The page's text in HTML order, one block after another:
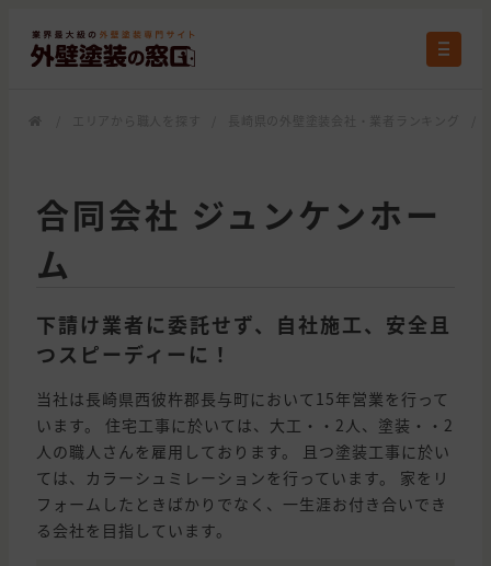
合同会社 ジュンケンホー
ム
下請け業者に委託せず、自社施工、安全且
つスピーディーに！
当社は長崎県西彼杵郡長与町において15年営業を行って
います。 住宅工事に於いては、大工・・2人、塗装・・2
人の職人さんを雇用しております。 且つ塗装工事に於い
ては、カラーシュミレーションを行っています。 家をリ
フォームしたときばかりでなく、一生涯お付き合いでき
る会社を目指しています。